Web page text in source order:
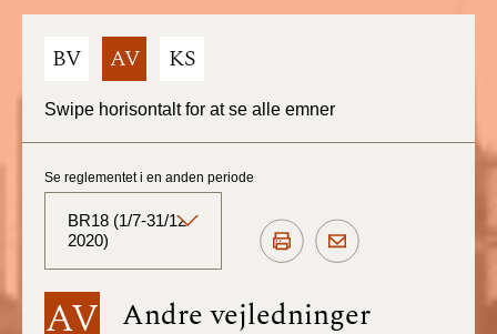
BV AV KS
Swipe horisontalt for at se alle emner
AV Andre vejledninger
Se reglementet i en anden periode
BR18 (1/7-31/12
2020)
BR18 (Aktuelt)